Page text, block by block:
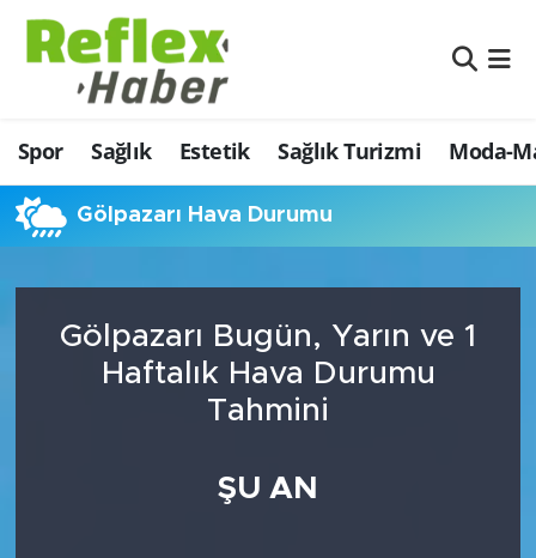
Spor Sağlık Estetik Sağlık Turizmi Moda-
Gölpazarı Hava Durumu
Gölpazarı Bugün, Yarın ve 1
Haftalık Hava Durumu
Tahmini
ŞU AN
Eğitim
Estetik
Firmalardan
İş ve Ekonomi
Moda-Magazin-Eğlence
Nöbetçi Eczaneler
Hava Durumu
Namaz Vakitleri
Şampiyonlar Ligi Puan Durumu ve Fikstür
Tüm Manşetler